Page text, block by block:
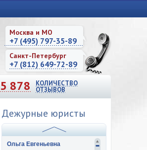
Москва и МО
+7 (495) 797-35-89
Санкт-Петербург
+7 (812) 649-72-89
5 878 КОЛИЧЕСТВО
ОТЗЫВОВ
Дежурные юристы
Ольга Евгеньевна